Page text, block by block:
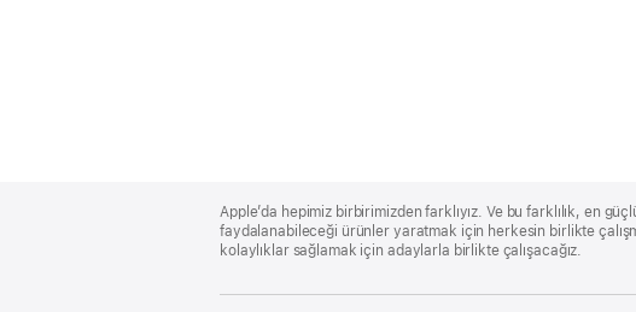
Footer
Apple’da hepimiz birbirimizden farklıyız. Ve bu farklılık, en
faydalanabileceği ürünler yaratmak için herkesin birlikte
kolaylıklar sağlamak için adaylarla birlikte çalışacağız.